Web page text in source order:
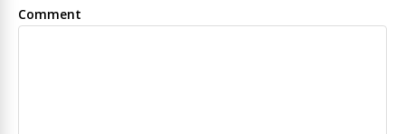
Comment